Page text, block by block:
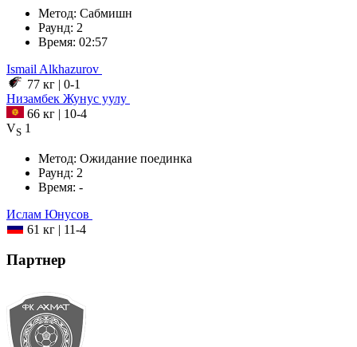
Метод: Сабмишн
Раунд: 2
Время: 02:57
Ismail Alkhazurov
77 кг | 0-1
Низамбек Жунус уулу
66 кг | 10-4
VS 1
Метод: Ожидание поединка
Раунд: 2
Время: -
Ислам Юнусов
61 кг | 11-4
Партнер